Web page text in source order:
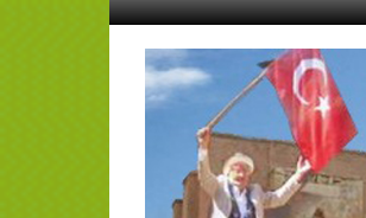
İçeriğe
AFŞİN
YEDİSEVİN
HABER
Kahramanmaraş,Afşin,Sevin